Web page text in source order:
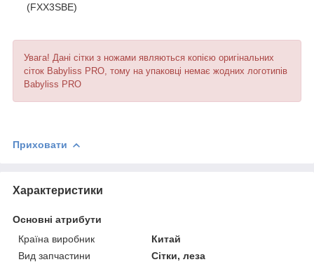
(FXX3SBE)
Увага! Дані сітки з ножами являються копією оригінальних
сіток Babyliss PRO, тому на упаковці немає жодних логотипів
Babyliss PRO
Приховати
Характеристики
Основні атрибути
Країна виробник
Китай
Вид запчастини
Сітки, леза